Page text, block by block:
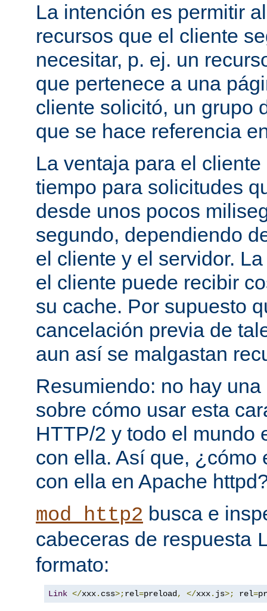
La intención es permitir
recursos que el cliente
necesitar, p. ej. un
que pertenece a una
cliente solicitó, un grupo
que se hace referencia
La ventaja para el
tiempo para solicitudes
desde unos pocos
segundo, dependiendo
el cliente y el servidor.
el cliente puede recibir
su cache. Por supuesto
cancelación previa de
aun así se malgastan
Resumiendo: no hay
sobre cómo usar esta
HTTP/2 y todo el mundo
con ella. Así que, ¿cómo
con ella en Apache
mod_http2 busca e
cabeceras de respuesta
formato:
Link </xxx. css>;rel=preload, </xxx. js>; rel=